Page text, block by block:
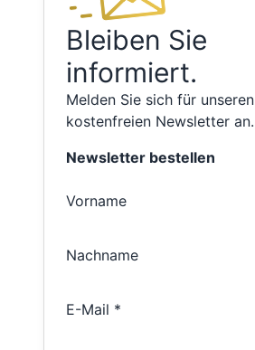
Bleiben Sie
informiert.
Melden Sie sich für unseren
kostenfreien Newsletter an.